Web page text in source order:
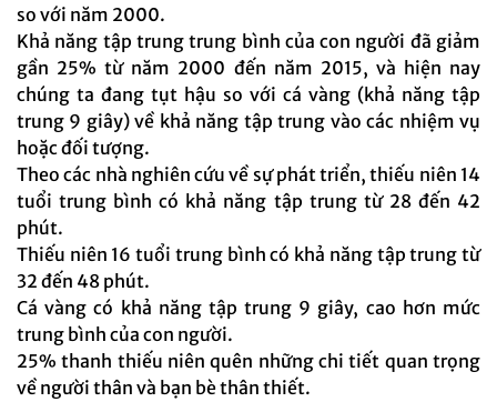
so với năm 2000.
Khả năng tập trung trung bình của con người đã giảm
gần 25% từ năm 2000 đến năm 2015, và hiện nay
chúng ta đang tụt hậu so với cá vàng (khả năng tập
trung 9 giây) về khả năng tập trung vào các nhiệm vụ
hoặc đối tượng.
Theo các nhà nghiên cứu về sự phát triển, thiếu niên 14
tuổi trung bình có khả năng tập trung từ 28 đến 42
phút.
Thiếu niên 16 tuổi trung bình có khả năng tập trung từ
32 đến 48 phút.
Cá vàng có khả năng tập trung 9 giây, cao hơn mức
trung bình của con người.
25% thanh thiếu niên quên những chi tiết quan trọng
về người thân và bạn bè thân thiết.